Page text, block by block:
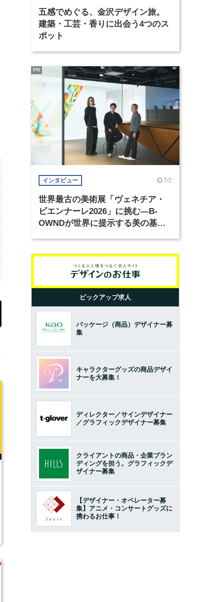
五感でめぐる、金沢デザイン旅。
建築・工芸・香りに出会う4つのス
ポット
インタビュー 7/2
世界最古の美術展「ヴェネチア・
ビエンナーレ2026」に挑む―B-
OWNDが世界に提示する美の基準
PR
ピックアップ求人
パッケージ（商品）デザイナー募
集
キャラクターグッズの商品デザイ
ナーを大募集！
ディレクター／サインデザイナー
／グラフィックデザイナー募集
クライアントの商品・企業ブラン
ディングを担う。グラフィックデ
ザイナー募集
【デザイナー・オペレーター募
集】アニメ・コンサートグッズに
携わるお仕事！